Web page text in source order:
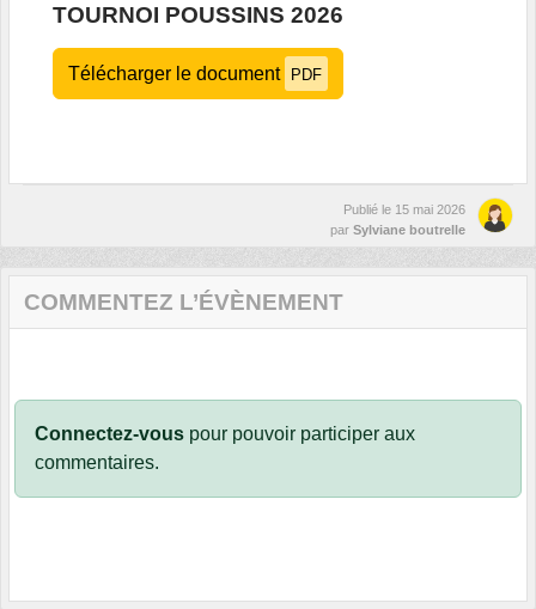
TOURNOI POUSSINS 2026
Télécharger le document PDF
Publié le 15 mai 2026
par Sylviane boutrelle
COMMENTEZ L’ÉVÈNEMENT
Connectez-vous pour pouvoir participer aux
commentaires.